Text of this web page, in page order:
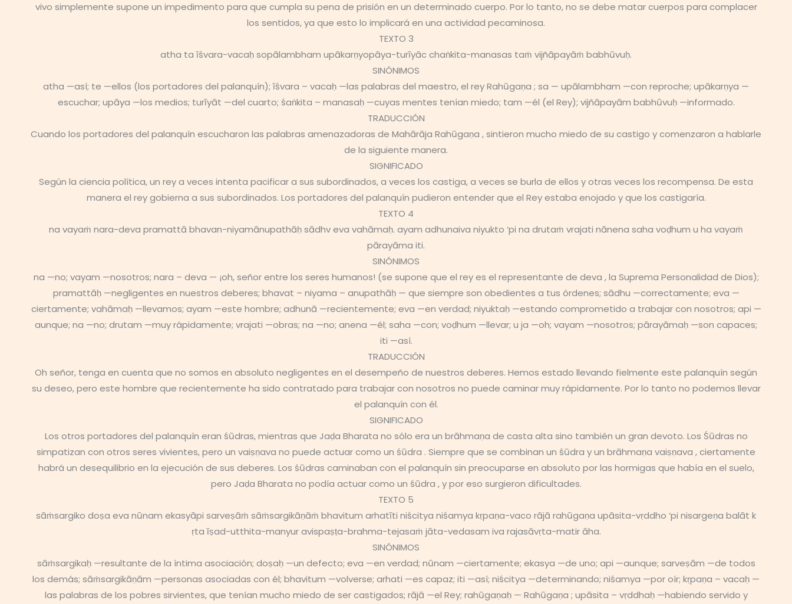
vivo simplemente supone un impedimento para que cumpla su pena de prisión en un determinado cuerpo. Por lo tanto, no se debe matar cuerpos para complacer
los sentidos, ya que esto lo implicará en una actividad pecaminosa.
TEXTO 3
atha ta īśvara-vacaḥ sopālambham upākarṇyopāya-turīyāc chaṅkita-manasas taṁ vijñāpayāṁ babhūvuḥ.
SINÓNIMOS
atha —así; te —ellos (los portadores del palanquín); īśvara – vacaḥ —las palabras del maestro, el rey Rahūgaṇa ; sa — upālambham —con reproche; upākarṇya —
escuchar; upāya —los medios; turīyāt —del cuarto; śaṅkita – manasaḥ —cuyas mentes tenían miedo; tam —él (el Rey); vijñāpayām babhūvuḥ —informado.
TRADUCCIÓN
Cuando los portadores del palanquín escucharon las palabras amenazadoras de Mahārāja Rahūgaṇa , sintieron mucho miedo de su castigo y comenzaron a hablarle
de la siguiente manera.
SIGNIFICADO
Según la ciencia política, un rey a veces intenta pacificar a sus subordinados, a veces los castiga, a veces se burla de ellos y otras veces los recompensa. De esta
manera el rey gobierna a sus subordinados. Los portadores del palanquín pudieron entender que el Rey estaba enojado y que los castigaría.
TEXTO 4
na vayaṁ nara-deva pramattā bhavan-niyamānupathāḥ sādhv eva vahāmaḥ. ayam adhunaiva niyukto ‘pi na drutaṁ vrajati nānena saha voḍhum u ha vayaṁ
pārayāma iti.
SINÓNIMOS
na —no; vayam —nosotros; nara – deva — ¡oh, señor entre los seres humanos! (se supone que el rey es el representante de deva , la Suprema Personalidad de Dios);
pramattāḥ —negligentes en nuestros deberes; bhavat – niyama – anupathāḥ — que siempre son obedientes a tus órdenes; sādhu —correctamente; eva —
ciertamente; vahāmaḥ —llevamos; ayam —este hombre; adhunā —recientemente; eva —en verdad; niyuktaḥ —estando comprometido a trabajar con nosotros; api —
aunque; na —no; drutam —muy rápidamente; vrajati —obras; na —no; anena —él; saha —con; voḍhum —llevar; u ja —oh; vayam —nosotros; pārayāmaḥ —son capaces;
iti —así.
TRADUCCIÓN
Oh señor, tenga en cuenta que no somos en absoluto negligentes en el desempeño de nuestros deberes. Hemos estado llevando fielmente este palanquín según
su deseo, pero este hombre que recientemente ha sido contratado para trabajar con nosotros no puede caminar muy rápidamente. Por lo tanto no podemos llevar
el palanquín con él.
SIGNIFICADO
Los otros portadores del palanquín eran śūdras, mientras que Jaḍa Bharata no sólo era un brāhmaṇa de casta alta sino también un gran devoto. Los Śūdras no
simpatizan con otros seres vivientes, pero un vaiṣṇava no puede actuar como un śūdra . Siempre que se combinan un śūdra y un brāhmaṇa vaiṣṇava , ciertamente
habrá un desequilibrio en la ejecución de sus deberes. Los śūdras caminaban con el palanquín sin preocuparse en absoluto por las hormigas que había en el suelo,
pero Jaḍa Bharata no podía actuar como un śūdra , y por eso surgieron dificultades.
TEXTO 5
sāṁsargiko doṣa eva nūnam ekasyāpi sarveṣāṁ sāṁsargikāṇāṁ bhavitum arhatīti niścitya niśamya kṛpaṇa-vaco rājā rahūgaṇa upāsita-vṛddho ‘pi nisargeṇa balāt k
ṛta īṣad-utthita-manyur avispaṣṭa-brahma-tejasaṁ jāta-vedasam iva rajasāvṛta-matir āha.
SINÓNIMOS
sāṁsargikaḥ —resultante de la íntima asociación; doṣaḥ —un defecto; eva —en verdad; nūnam —ciertamente; ekasya —de uno; api —aunque; sarveṣām —de todos
los demás; sāṁsargikāṇām —personas asociadas con él; bhavitum —volverse; arhati —es capaz; iti —así; niścitya —determinando; niśamya —por oír; kṛpaṇa – vacaḥ —
las palabras de los pobres sirvientes, que tenían mucho miedo de ser castigados; rājā —el Rey; rahūgaṇaḥ — Rahūgaṇa ; upāsita – vṛddhaḥ —habiendo servido y